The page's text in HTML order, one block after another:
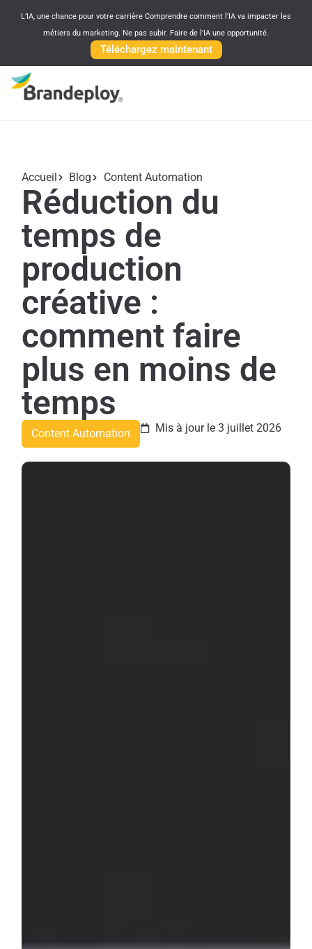
L’IA, une chance pour votre carrière Comprendre comment l'IA va impacter les
métiers du marketing. Ne pas subir. Faire de l’IA une opportunité.
Téléchargez maintenant
Accueil Blog Content Automation
Réduction du
temps de
production
créative :
comment faire
plus en moins de
temps
Content Automation Mis à jour le 3 juillet 2026